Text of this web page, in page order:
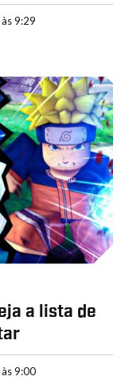
9:29
a lista de
9:00